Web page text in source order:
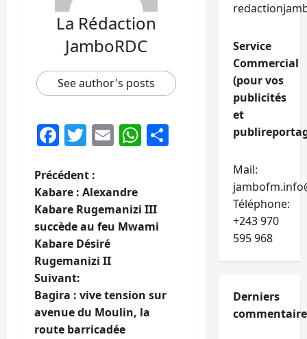
La Rédaction
JamboRDC
See author's posts
Facebook
Twitter
EmailWhatsApp
Partager
N
a
v
i
g
a
Précédent :
Kabare : Alexandre
Kabare Rugemanizi III
succède au feu Mwami
Kabare Désiré
Rugemanizi II
Suivant:
Bagira : vive tension sur
avenue du Moulin, la
route barricadée
Service
Commercial
(pour vos
publicités
et
Mail:
Téléphone:
+243 970
595 968
Derniers